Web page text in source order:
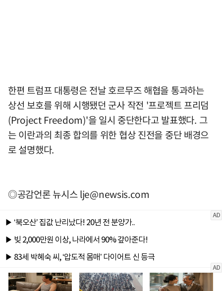
한편 트럼프 대통령은 전날 호르무즈 해협을 통과하는
상선 보호를 위해 시행됐던 군사 작전 '프로젝트 프리덤
(Project Freedom)'을 일시 중단한다고 발표했다. 그
는 이란과의 최종 합의를 위한 협상 진전을 중단 배경으
로 설명했다.
◎공감언론 뉴시스lje@newsis.com